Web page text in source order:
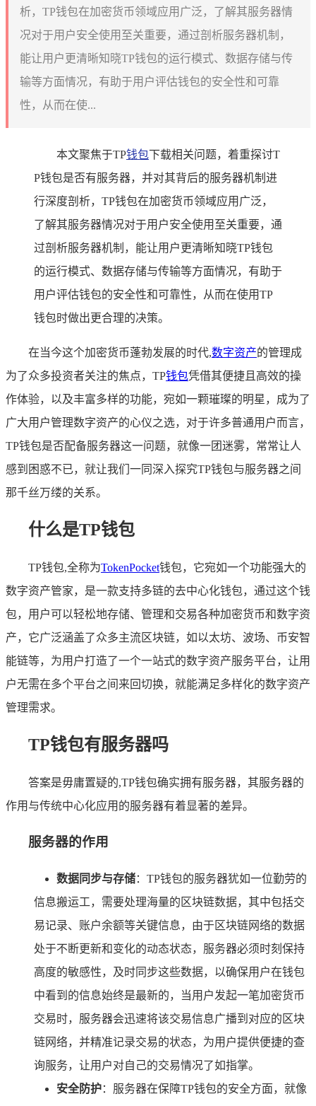
析，TP钱包在加密货币领域应用广泛，了解其服务器情
况对于用户安全使用至关重要，通过剖析服务器机制，
能让用户更清晰知晓TP钱包的运行模式、数据存储与传
输等方面情况，有助于用户评估钱包的安全性和可靠
性，从而在使...
本文聚焦于TP钱包下载相关问题，着重探讨T
P钱包是否有服务器，并对其背后的服务器机制进
行深度剖析，TP钱包在加密货币领域应用广泛，
了解其服务器情况对于用户安全使用至关重要，通
过剖析服务器机制，能让用户更清晰知晓TP钱包
的运行模式、数据存储与传输等方面情况，有助于
用户评估钱包的安全性和可靠性，从而在使用TP
钱包时做出更合理的决策。
在当今这个加密货币蓬勃发展的时代,数字资产的管理成
为了众多投资者关注的焦点，TP钱包凭借其便捷且高效的操
作体验，以及丰富多样的功能，宛如一颗璀璨的明星，成为了
广大用户管理数字资产的心仪之选，对于许多普通用户而言，
TP钱包是否配备服务器这一问题，就像一团迷雾，常常让人
感到困惑不已，就让我们一同深入探究TP钱包与服务器之间
那千丝万缕的关系。
什么是TP钱包
TP钱包,全称为TokenPocket钱包，它宛如一个功能强大的
数字资产管家，是一款支持多链的去中心化钱包，通过这个钱
包，用户可以轻松地存储、管理和交易各种加密货币和数字资
产，它广泛涵盖了众多主流区块链，如以太坊、波场、币安智
能链等，为用户打造了一个一站式的数字资产服务平台，让用
户无需在多个平台之间来回切换，就能满足多样化的数字资产
管理需求。
TP钱包有服务器吗
答案是毋庸置疑的,TP钱包确实拥有服务器，其服务器的
作用与传统中心化应用的服务器有着显著的差异。
服务器的作用
数据同步与存储：TP钱包的服务器犹如一位勤劳的
信息搬运工，需要处理海量的区块链数据，其中包括交
易记录、账户余额等关键信息，由于区块链网络的数据
处于不断更新和变化的动态状态，服务器必须时刻保持
高度的敏感性，及时同步这些数据，以确保用户在钱包
中看到的信息始终是最新的，当用户发起一笔加密货币
交易时，服务器会迅速将该交易信息广播到对应的区块
链网络，并精准记录交易的状态，为用户提供便捷的查
询服务，让用户对自己的交易情况了如指掌。
安全防护：服务器在保障TP钱包的安全方面，就像